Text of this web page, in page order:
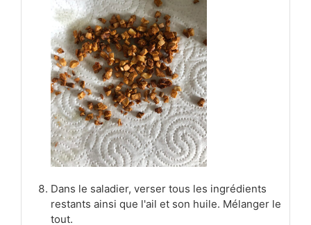
Dans le saladier, verser tous les ingrédients
restants ainsi que l'ail et son huile. Mélanger le
tout.